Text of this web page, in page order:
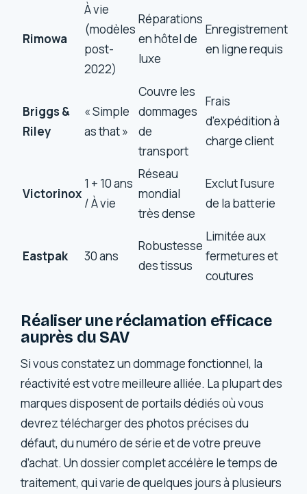
Rimowa
À vie
(modèles
post-
2022)
Réparations
en hôtel de
luxe
Enregistrement
en ligne requis
Briggs &
Riley
« Simple
as that »
Couvre les
dommages
de
transport
Frais
d’expédition à
charge client
Victorinox
1 + 10 ans
/ À vie
Réseau
mondial
très dense
Exclut l’usure
de la batterie
Eastpak 30 ans
Robustesse
des tissus
Limitée aux
fermetures et
coutures
Réaliser une réclamation efficace
auprès du SAV
Si vous constatez un dommage fonctionnel, la
réactivité est votre meilleure alliée. La plupart des
marques disposent de portails dédiés où vous
devrez télécharger des photos précises du
défaut, du numéro de série et de votre preuve
d’achat. Un dossier complet accélère le temps de
traitement, qui varie de quelques jours à plusieurs